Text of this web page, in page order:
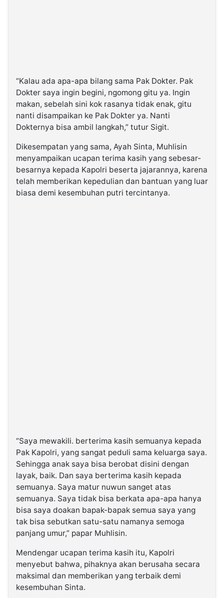
“Kalau ada apa-apa bilang sama Pak Dokter. Pak
Dokter saya ingin begini, ngomong gitu ya. Ingin
makan, sebelah sini kok rasanya tidak enak, gitu
nanti disampaikan ke Pak Dokter ya. Nanti
Dokternya bisa ambil langkah,” tutur Sigit.
Dikesempatan yang sama, Ayah Sinta, Muhlisin
menyampaikan ucapan terima kasih yang sebesar-
besarnya kepada Kapolri beserta jajarannya, karena
telah memberikan kepedulian dan bantuan yang luar
biasa demi kesembuhan putri tercintanya.
“Saya mewakili. berterima kasih semuanya kepada
Pak Kapolri, yang sangat peduli sama keluarga saya.
Sehingga anak saya bisa berobat disini dengan
layak, baik. Dan saya berterima kasih kepada
semuanya. Saya matur nuwun sanget atas
semuanya. Saya tidak bisa berkata apa-apa hanya
bisa saya doakan bapak-bapak semua saya yang
tak bisa sebutkan satu-satu namanya semoga
panjang umur,” papar Muhlisin.
Mendengar ucapan terima kasih itu, Kapolri
menyebut bahwa, pihaknya akan berusaha secara
maksimal dan memberikan yang terbaik demi
kesembuhan Sinta.